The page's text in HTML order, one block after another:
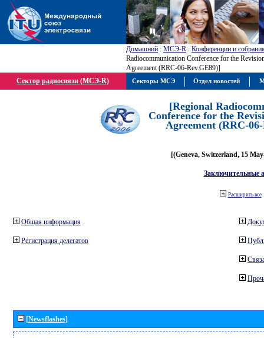
Домашний : МСЭ-R : Конференции и
Radiocommunication Conference for the
Agreement (RRC-06-Rev.GE89)]
Сектор радиосвязи (МСЭ-R)
[Regional
Conference for the
Agreement (RRC-
[(Geneva, Switzerland, 15
Заключительные
Расширить все
Общая информация
Регистрация делегатов
[Newsflashes]
Секторы МСЭ Отдел новостей